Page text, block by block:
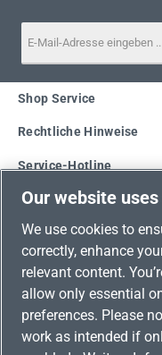
Service-Hotline
Shop Service
Rechtliche Hinweise
Unsere Vorteile
Versandarten
Zahlungsarten
Adresse
Umweltschutz &
Our website
We use cookies to
correctly, enhance
relevant content.
allow only essential
preferences. Please
work as intended if